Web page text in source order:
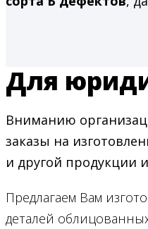
Для
Вниманию
заказы на
и другой
Предлагаем Вам
деталей